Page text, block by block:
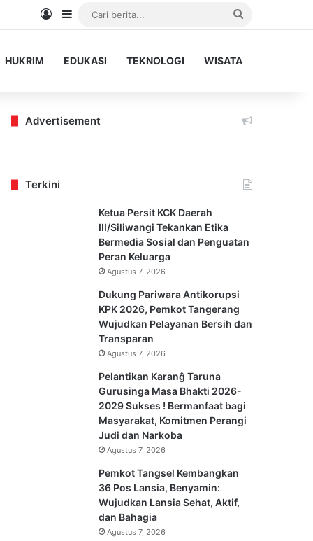
Log InSidebar
HUKRIM EDUKASI TEKNOLOGI WISATA
Advertisement
Terkini
Ketua Persit KCK Daerah
III/Siliwangi Tekankan Etika
Bermedia Sosial dan Penguatan
Peran Keluarga
Agustus 7, 2026
Dukung Pariwara Antikorupsi
KPK 2026, Pemkot Tangerang
Wujudkan Pelayanan Bersih dan
Transparan
Agustus 7, 2026
Pelantikan Karanĝ Taruna
Gurusinga Masa Bhakti 2026-
2029 Sukses ! Bermanfaat bagi
Masyarakat, Komitmen Perangi
Judi dan Narkoba
Agustus 7, 2026
Pemkot Tangsel Kembangkan
36 Pos Lansia, Benyamin:
Wujudkan Lansia Sehat, Aktif,
dan Bahagia
Agustus 7, 2026